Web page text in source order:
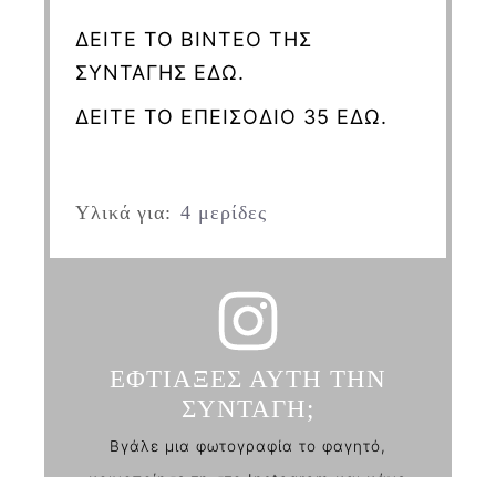
ΔΕΙΤΕ ΤΟ ΒΙΝΤΕΟ ΤΗΣ
ΣΥΝΤΑΓΗΣ ΕΔΩ.
ΔΕΙΤΕ ΤΟ ΕΠΕΙΣΟΔΙΟ 35 ΕΔΩ.
Υλικά για: 4 μερίδες
ΕΦΤΙΑΞΕΣ ΑΥΤΗ ΤΗΝ
ΣΥΝΤΑΓΗ;
Βγάλε μια φωτογραφία το φαγητό,